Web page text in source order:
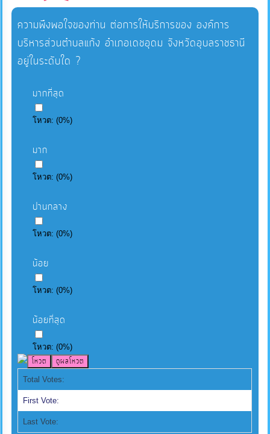
ความพึงพอใจของท่าน ต่อการให้บริการของ องค์การ
บริหารส่วนตำบลแก้ง อำเภอเดชอุดม จังหวัดอุบลราชธานี
อยู่ในระดับใด ?
มากที่สุด
โหวต:(0%)
มาก
โหวต:(0%)
ปานกลาง
โหวต:(0%)
น้อย
โหวต:(0%)
น้อยที่สุด
โหวต:(0%)
Total Votes:
First Vote:
Last Vote: